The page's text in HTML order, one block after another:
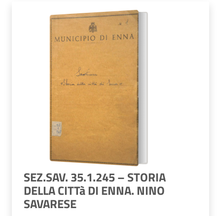
SEZ.SAV. 35.1.245 – STORIA
DELLA CITTà DI ENNA. NINO
SAVARESE